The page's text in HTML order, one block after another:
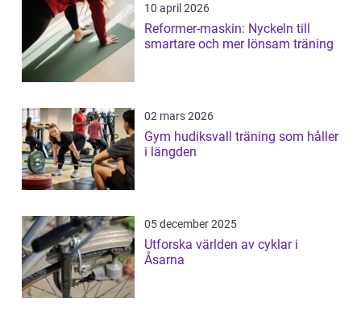
10 april 2026
Reformer-maskin: Nyckeln till
smartare och mer lönsam träning
02 mars 2026
Gym hudiksvall träning som håller
i längden
05 december 2025
Utforska världen av cyklar i
Åsarna